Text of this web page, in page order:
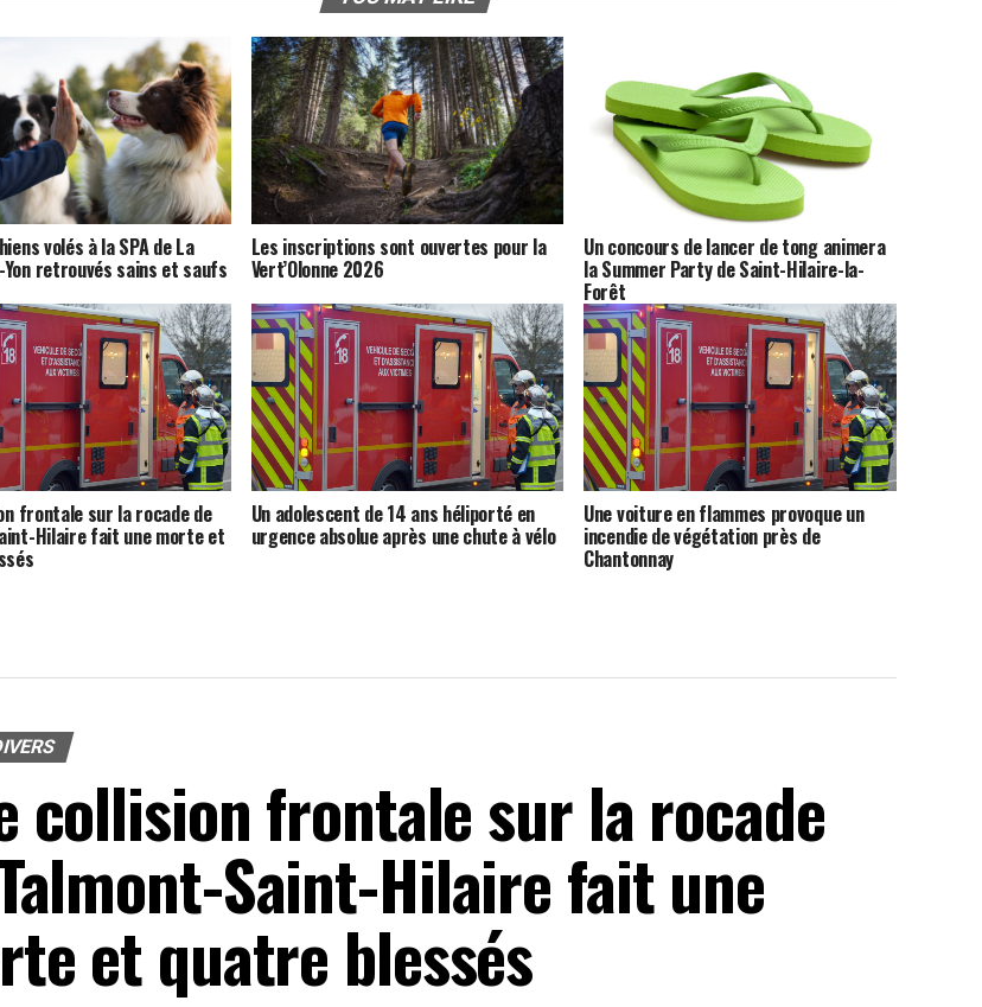
volés à la SPA de La
retrouvés sains et saufs
Les inscriptions sont ouvertes pour la
Vert’Olonne 2026
Un concours de lancer de tong animera
la Summer Party de Saint-Hilaire-la-
Forêt
frontale sur la rocade de
Hilaire fait une morte et
Un adolescent de 14 ans héliporté en
urgence absolue après une chute à vélo
Une voiture en flammes provoque un
incendie de végétation près de
Chantonnay
collision frontale sur la rocade
Saint-Hilaire fait une
et quatre blessés